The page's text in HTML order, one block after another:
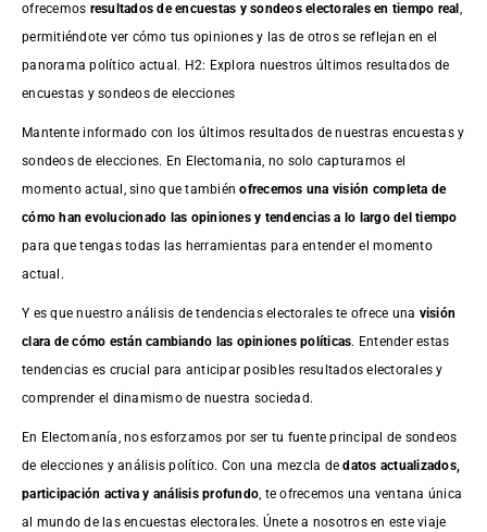
ofrecemos resultados deencuestas y sondeos electorales en tiempo real ,
permitiéndote ver cómo tus opiniones y las de otros se reflejan en el
panorama político actual. H2: Explora nuestros últimos resultados de
encuestas y sondeos de elecciones
Mantente informado con los últimos resultados de nuestras encuestasy
sondeos de elecciones. En Electomania, no solo capturamos el
momento actual, sino que tambiénofrecemos una visión completa de
cómo han evolucionado las opiniones y tendencias a lo largo del tiempo
para que tengas todas las herramientas para entender el momento
actual.
Y es que nuestro análisis de tendencias electorales te ofrece una visión
clara de cómo están cambiando las opiniones políticas. Entender estas
tendencias es crucial para anticipar posibles resultados electorales y
comprender el dinamismo de nuestra sociedad.
En Electomanía, nos esforzamos por ser tu fuente principal de sondeos
de elecciones y análisis político. Con una mezcla dedatos actualizados,
participación activa y análisis profundo, te ofrecemos una ventana única
al mundo de las encuestas electorales. Únete a nosotros en este viaje